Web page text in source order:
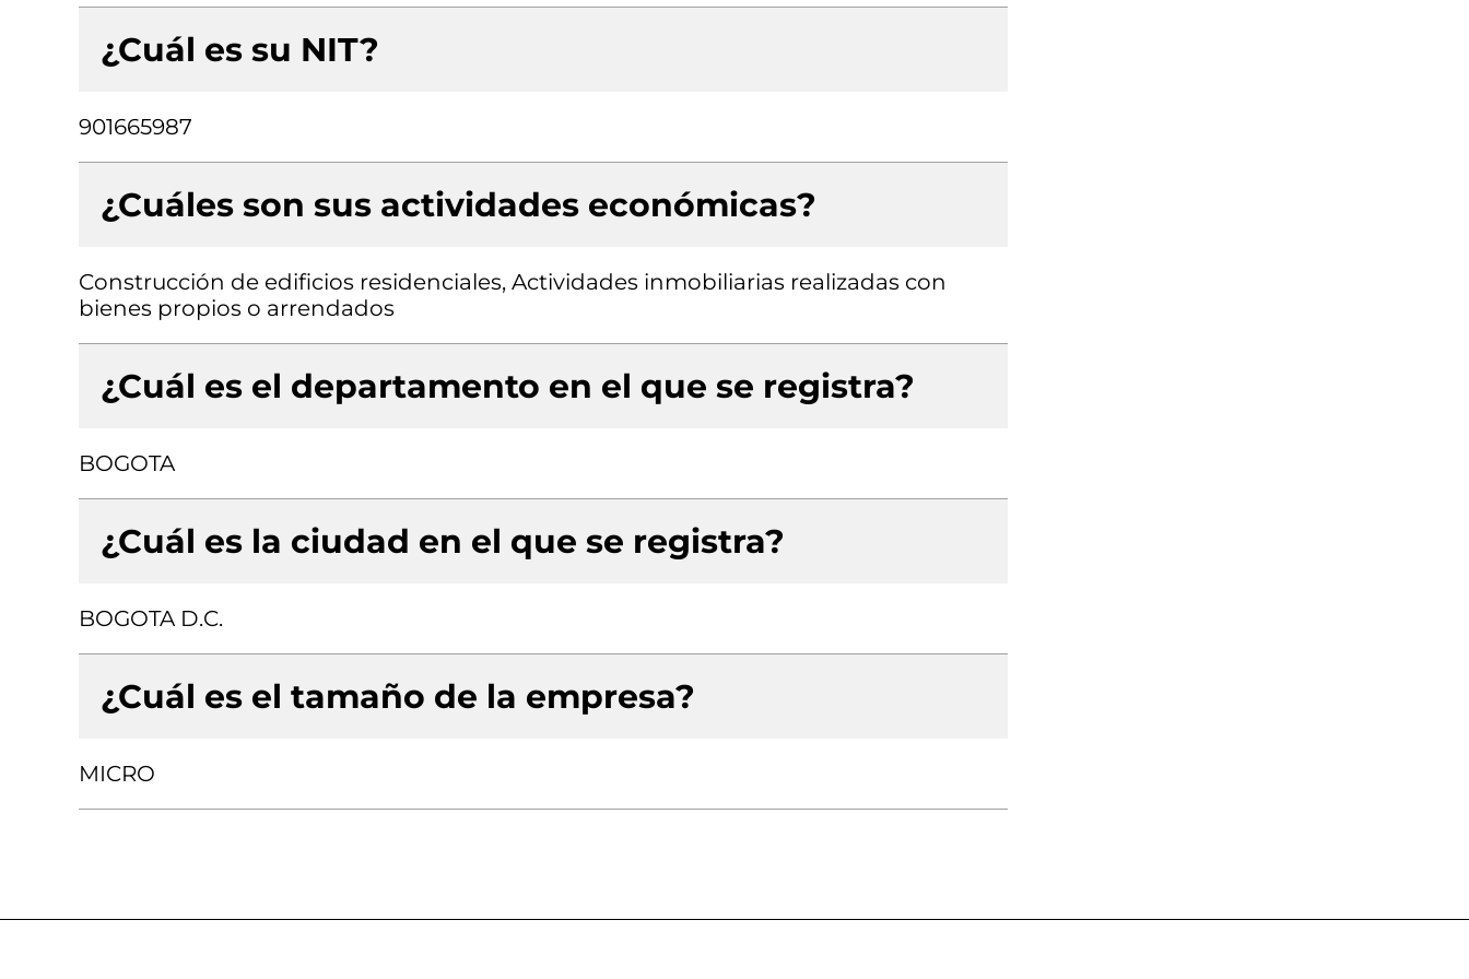
¿Cuál es su NIT?
901665987
¿Cuáles son sus actividades económicas?
Construcción de edificios residenciales, Actividades inmobiliarias realizadas con
bienes propios o arrendados
¿Cuál es el departamento en el que se registra?
BOGOTA
¿Cuál es la ciudad en el que se registra?
BOGOTA D.C.
¿Cuál es el tamaño de la empresa?
MICRO